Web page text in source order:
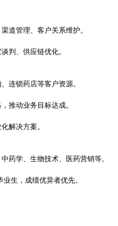
道管理、客户关系维护。
判、供应链优化。
连锁药店等客户资源。
推动业务目标达成。
解决方案。
药学、生物技术、医药营销等。
生，成绩优异者优先。